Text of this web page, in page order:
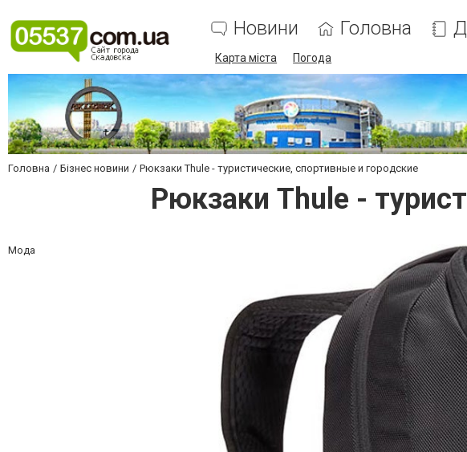
Новини Головна
Карта міста Погода
Головна Бізнес новини Рюкзаки Thule - туристические, спортивные и городские
Рюкзаки Thule -
Мода